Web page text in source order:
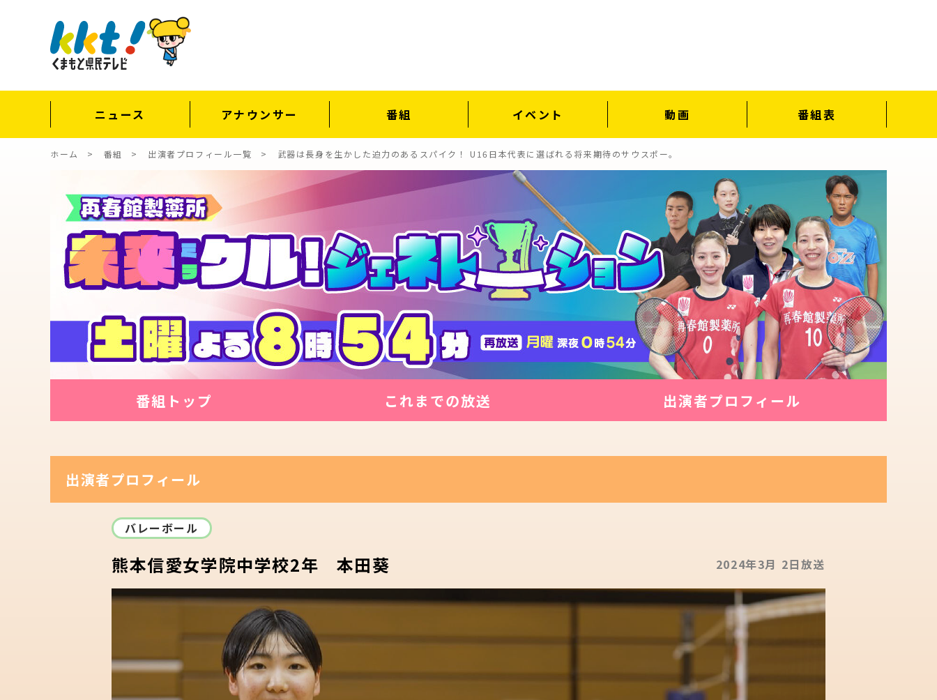
ニュース アナウンサー 番組 イベント 動画 番組表
ホーム 番組 出演者プロフィール一覧 武器は長身を生かした迫力のあるスパイク！ U16日本代表に選ばれる将来期待のサウスポー。
番組トップ これまでの放送 出演者プロフィール
出演者プロフィール
バレーボール
熊本信愛女学院中学校2年 本田葵 2024年3月 2日放送